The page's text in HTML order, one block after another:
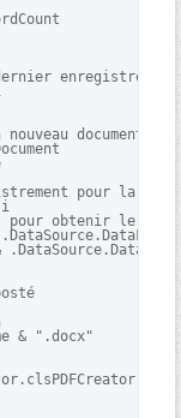
enregistrement
document
pour la
obtenir le
& ".docx"